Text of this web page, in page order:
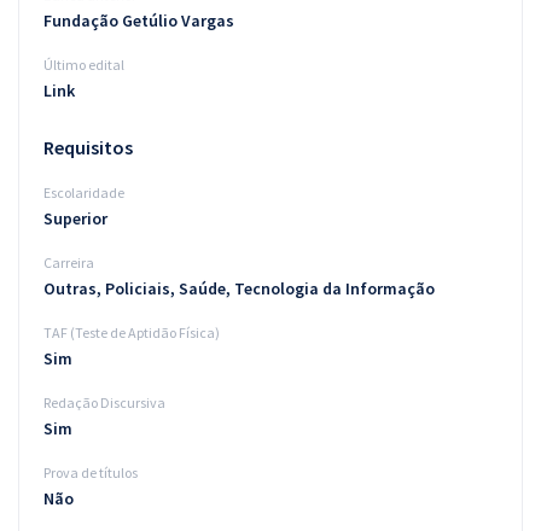
Fundação Getúlio Vargas
Último edital
Link
Requisitos
Escolaridade
Superior
Carreira
Outras, Policiais, Saúde, Tecnologia da Informação
TAF (Teste de Aptidão Física)
Sim
Redação Discursiva
Sim
Prova de títulos
Não